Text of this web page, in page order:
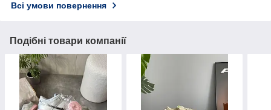
Всі умови повернення
Подібні товари компанії